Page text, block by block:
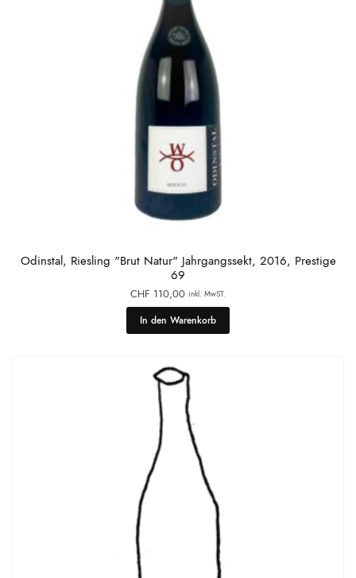
Odinstal, Riesling "Brut Natur" Jahrgangssekt, 2016, Prestige
69
CHF 110,00 inkl. MwST.
In den Warenkorb